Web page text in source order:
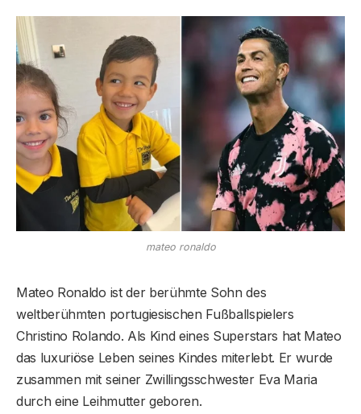
mateo ronaldo
Mateo Ronaldo ist der berühmte Sohn des
weltberühmten portugiesischen Fußballspielers
Christino Rolando. Als Kind eines Superstars hat Mateo
das luxuriöse Leben seines Kindes miterlebt. Er wurde
zusammen mit seiner Zwillingsschwester Eva Maria
durch eine Leihmutter geboren.